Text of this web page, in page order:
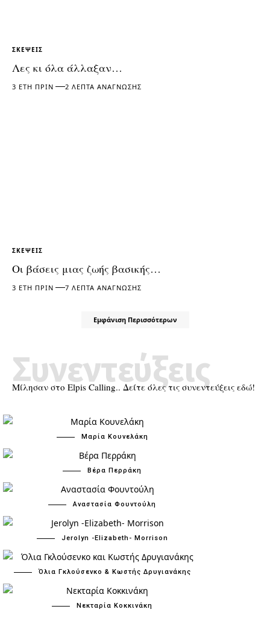
ΣΚΈΨΕΙΣ
Λες κι όλα άλλαξαν…
3 ΈΤΗ ΠΡΙΝ 2 ΛΕΠΤΆ ΑΝΆΓΝΩΣΗΣ
ΣΚΈΨΕΙΣ
Οι βάσεις μιας ζωής βασικής…
3 ΈΤΗ ΠΡΙΝ 7 ΛΕΠΤΆ ΑΝΆΓΝΩΣΗΣ
Εμφάνιση Περισσότερων
Μίλησαν στο Elpis Calling.. Δείτε όλες τις συνεντεύξεις εδώ!
Συνεντεύξεις
Μαρία Κουνελάκη
Βέρα Περράκη
Αναστασία Φουντούλη
Jerolyn -Elizabeth- Morrison
Όλια Γκλούσενκο & Κωστής Δρυγιανάκης
Νεκταρία Κοκκινάκη